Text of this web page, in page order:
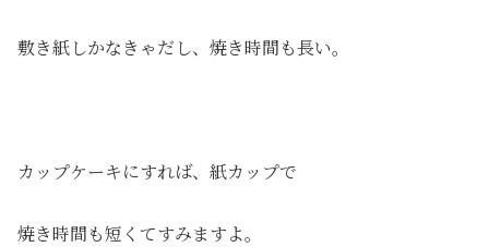
敷き紙しかなきゃだし、焼き時間も長い。
カップケーキにすれば、紙カップで
焼き時間も短くてすみますよ。